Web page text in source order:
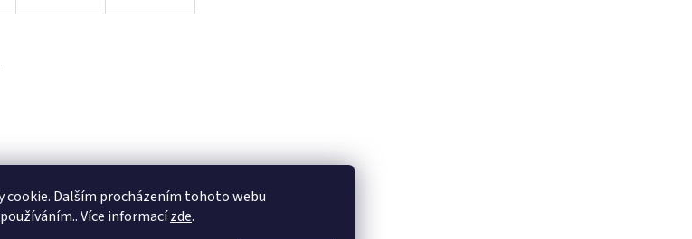
cookie. Dalším procházením tohoto webu
Více informacízde.